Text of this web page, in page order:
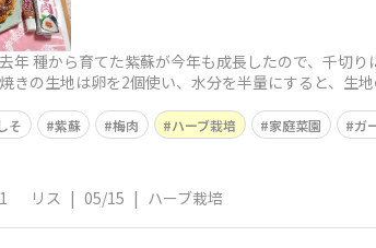
年 種から育てた紫蘇が今年も成長したので、千切
きの生地は卵を2個使い、水分を半量にすると、生
そ 紫蘇 梅肉 ハーブ栽培 家庭菜園 ガ
リス | 05/15 | ハーブ栽培